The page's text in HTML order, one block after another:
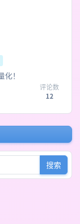
！
评论数
12
搜索